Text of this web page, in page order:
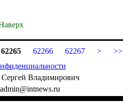
62265 62266 62267 >
>>
Владимирович